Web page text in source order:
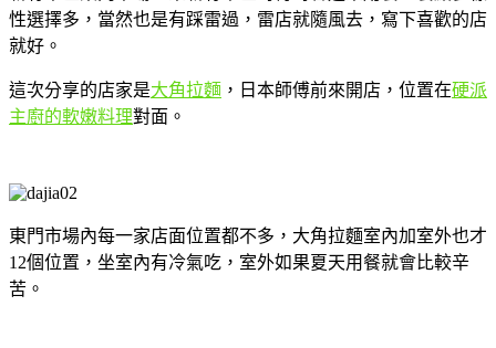
性選擇多，當然也是有踩雷過，雷店就隨風去，寫下喜歡的店
就好。
這次分享的店家是大角拉麵 ，日本師傅前來開店，位置在硬派
主廚的軟嫩料理對面。
東門市場內每一家店面位置都不多，大角拉麵室內加室外也才
12個位置，坐室內有冷氣吃，室外如果夏天用餐就會比較辛
苦。